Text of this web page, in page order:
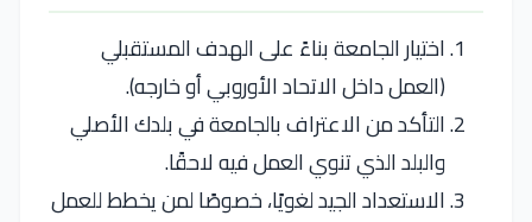
اختيار الجامعة بناءً على الهدف المستقبلي
(العمل داخل الاتحاد الأوروبي أو خارجه).
التأكد من الاعتراف بالجامعة في بلدك الأصلي
والبلد الذي تنوي العمل فيه لاحقًا.
الاستعداد الجيد لغويًا، خصوصًا لمن يخطط للعمل